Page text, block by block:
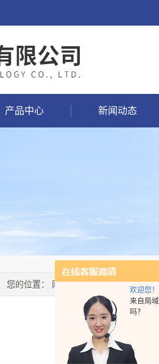
欢迎您！
来自局
吗？
产品中心 新闻动态
您的位置： 网站首页>技术文章> 鲸豚